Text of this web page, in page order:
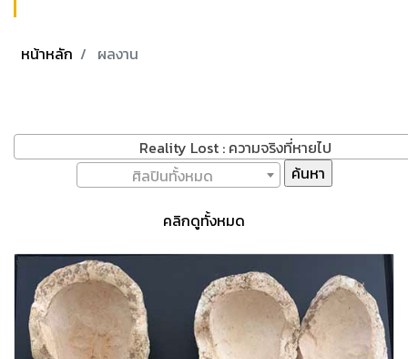
หน้าหลัก ผลงาน
Reality Lost : ความจริงที่หายไป
ศิลปินทั้งหมด
คลิกดูทั้งหมด